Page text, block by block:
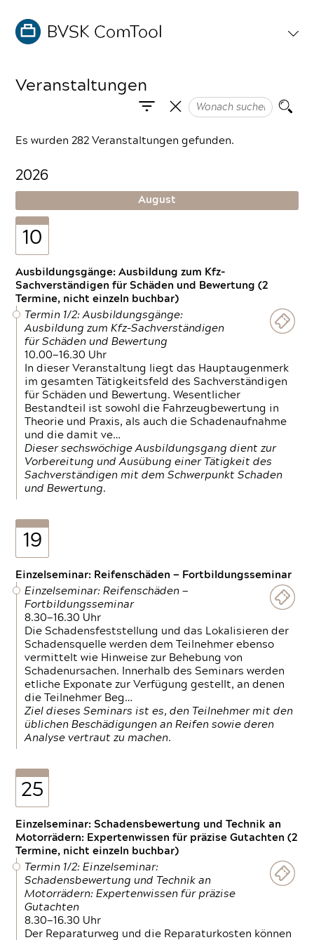
Veranstaltungen
Es wurden 282 Veranstaltungen gefunden.
2026
August
10
Ausbildungsgänge: Ausbildung zum Kfz-
Sachverständigen für Schäden und Bewertung (2
Termine, nicht einzeln buchbar)
Termin 1/2: Ausbildungsgänge:
Ausbildung zum Kfz-Sachverständigen
für Schäden und Bewertung
10.00—16.30 Uhr
In dieser Veranstaltung liegt das Hauptaugenmerk
im gesamten Tätigkeitsfeld des Sachverständigen
für Schäden und Bewertung. Wesentlicher
Bestandteil ist sowohl die Fahrzeugbewertung in
Theorie und Praxis, als auch die Schadenaufnahme
und die damit ve…
Dieser sechswöchige Ausbildungsgang dient zur
Vorbereitung und Ausübung einer Tätigkeit des
Sachverständigen mit dem Schwerpunkt Schaden
und Bewertung.
19
Einzelseminar: Reifenschäden — Fortbildungsseminar
Einzelseminar: Reifenschäden —
Fortbildungsseminar
8.30—16.30 Uhr
Die Schadensfeststellung und das Lokalisieren der
Schadensquelle werden dem Teilnehmer ebenso
vermittelt wie Hinweise zur Behebung von
Schadenursachen. Innerhalb des Seminars werden
etliche Exponate zur Verfügung gestellt, an denen
die Teilnehmer Beg…
Ziel dieses Seminars ist es, den Teilnehmer mit den
üblichen Beschädigungen an Reifen sowie deren
Analyse vertraut zu machen.
25
Einzelseminar: Schadensbewertung und Technik an
Motorrädern: Expertenwissen für präzise Gutachten (2
Termine, nicht einzeln buchbar)
Termin 1/2: Einzelseminar:
Schadensbewertung und Technik an
Motorrädern: Expertenwissen für präzise
Gutachten
8.30—16.30 Uhr
Der Reparaturweg und die Reparaturkosten können